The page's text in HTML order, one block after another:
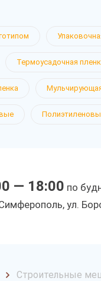
Термоусадочная
— 18:00 по
ул.
Строительные